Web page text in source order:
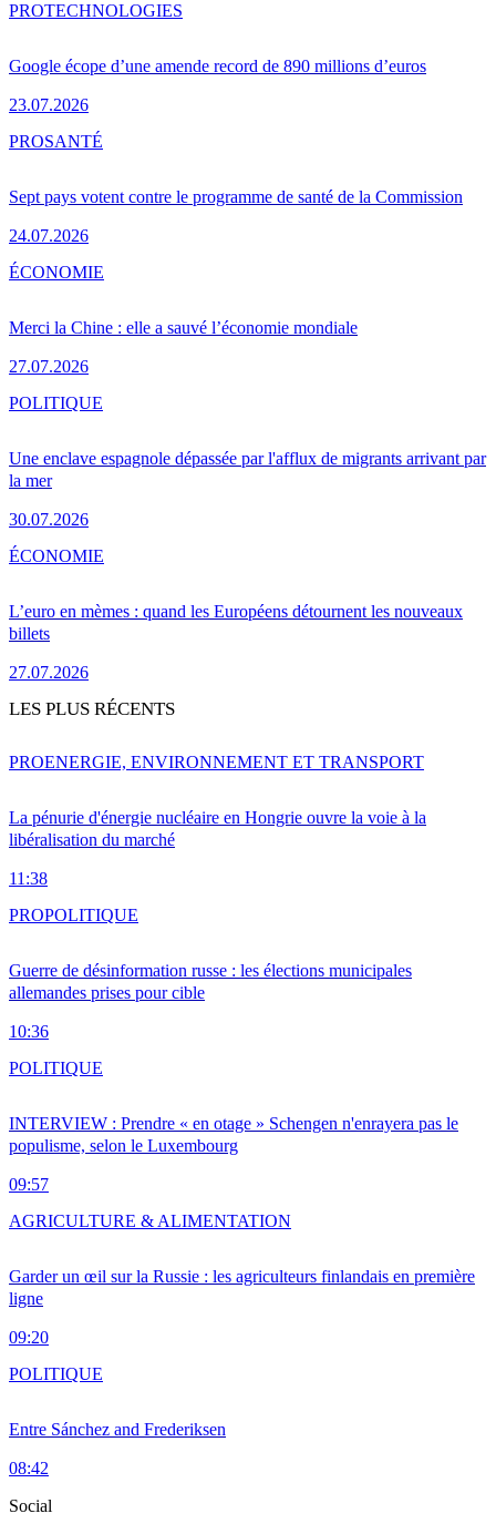
Google écope d’une amende record de 890 millions d’euros
23.07.2026
PROTECHNOLOGIES
Sept pays votent contre le programme de santé de la Commission
24.07.2026
PROSANTÉ
Merci la Chine : elle a sauvé l’économie mondiale
27.07.2026
ÉCONOMIE
Une enclave espagnole dépassée par l'afflux de migrants arrivant par
la mer
30.07.2026
POLITIQUE
L’euro en mèmes : quand les Européens détournent les nouveaux
billets
27.07.2026
ÉCONOMIE
LES PLUS RÉCENTS
La pénurie d'énergie nucléaire en Hongrie ouvre la voie à la
libéralisation du marché
11:38
PROENERGIE, ENVIRONNEMENT ET TRANSPORT
Guerre de désinformation russe : les élections municipales
allemandes prises pour cible
10:36
PROPOLITIQUE
INTERVIEW : Prendre « en otage » Schengen n'enrayera pas le
populisme, selon le Luxembourg
09:57
POLITIQUE
Garder un œil sur la Russie : les agriculteurs finlandais en première
ligne
09:20
AGRICULTURE & ALIMENTATION
Entre Sánchez and Frederiksen
08:42
POLITIQUE
Social